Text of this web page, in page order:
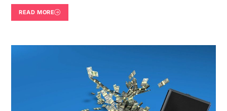
READ MORE